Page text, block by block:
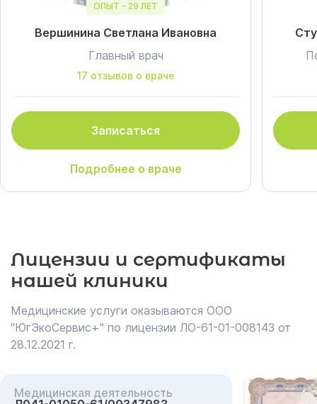
ОПЫТ - 29 ЛЕТ
Вершинина Светлана Ивановна
Главный врач
17 отзывов о враче
Записаться
Подробнее о враче
Лицензии и сертификаты
нашей клиники
Медицинские услуги оказываются ООО
"ЮгЭкоСервис+" по лицензии ЛО-61-01-008143 от
28.12.2021 г.
Медицинская деятельность